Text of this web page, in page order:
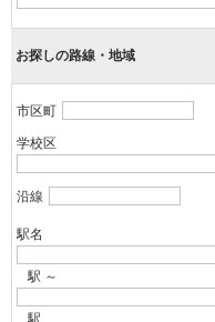
お探しの路線・地域
市区町
学校区
沿線
駅名
駅 ～
駅